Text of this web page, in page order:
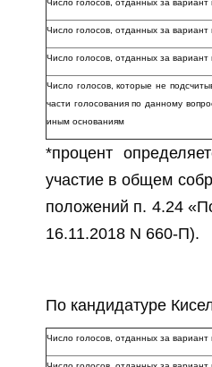
Число голосов, отданных за вариант
Число голосов, отданных за
Число голосов, отданных за
Число голосов, которые не
части голосования по данному
иным основаниям
*процент
участие в общем
положений п. 4.24
16.11.2018 N 660-П).
По кандидатуре
Число голосов, отданных за вариант